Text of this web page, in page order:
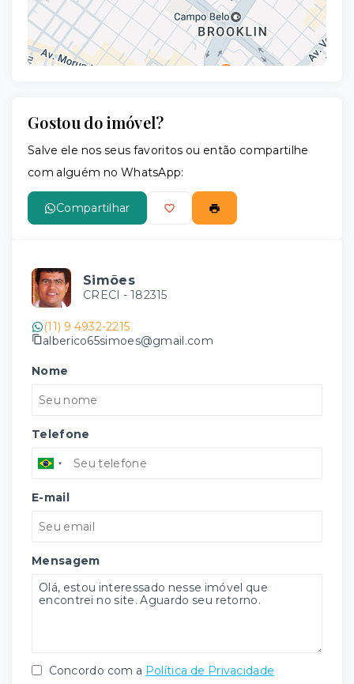
Gostou do imóvel?
Salve ele nos seus favoritos ou então compartilhe
com alguém no WhatsApp:
Compartilhar
Simões
CRECI - 182315
(11) 9 4932-2215
alberico65simoes@gmail.com
Nome
Telefone
E-mail
Mensagem
Concordo com a Política de Privacidade